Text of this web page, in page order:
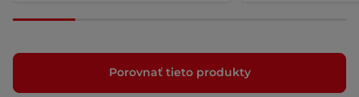
Porovnať tieto produkty